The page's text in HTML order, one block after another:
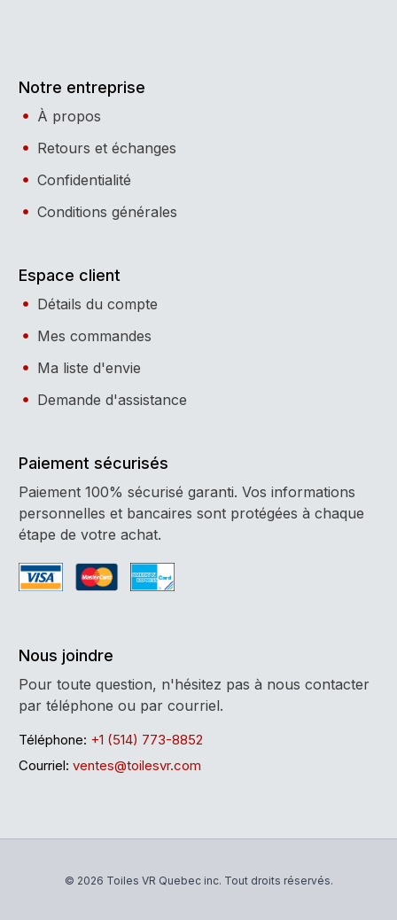
Notre entreprise
À propos
Retours et échanges
Confidentialité
Conditions générales
Espace client
Détails du compte
Mes commandes
Ma liste d'envie
Demande d'assistance
Paiement sécurisés
Paiement 100% sécurisé garanti. Vos informations
personnelles et bancaires sont protégées à chaque
étape de votre achat.
Nous joindre
Pour toute question, n'hésitez pas à nous contacter
par téléphone ou par courriel.
Téléphone: +1 (514) 773-8852
Courriel: ventes@toilesvr.com
© 2026 Toiles VR Quebec inc. Tout droits réservés.